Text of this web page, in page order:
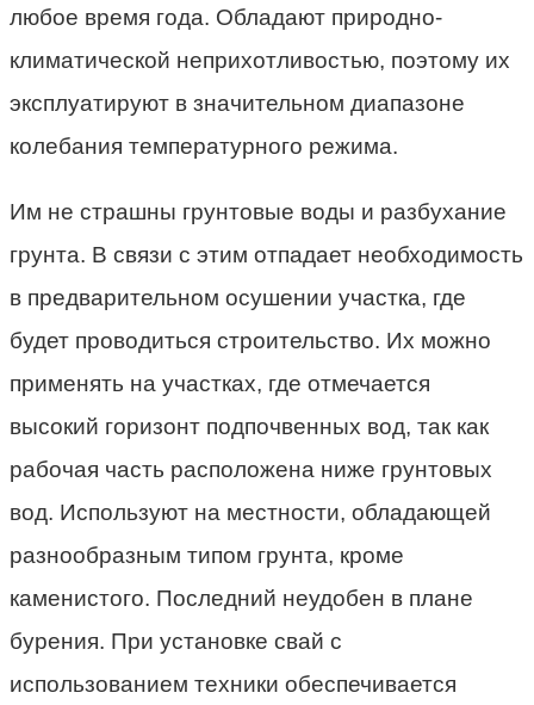
любое время года. Обладают природно-
климатической неприхотливостью, поэтому их
эксплуатируют в значительном диапазоне
колебания температурного режима.
Им не страшны грунтовые воды и разбухание
грунта. В связи с этим отпадает необходимость
в предварительном осушении участка, где
будет проводиться строительство. Их можно
применять на участках, где отмечается
высокий горизонт подпочвенных вод, так как
рабочая часть расположена ниже грунтовых
вод. Используют на местности, обладающей
разнообразным типом грунта, кроме
каменистого. Последний неудобен в плане
бурения. При установке свай с
использованием техники обеспечивается